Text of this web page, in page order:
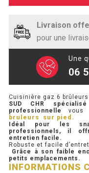
SALADETTE
SALADETTE
SALADETTE
MEUBLE À PIZZA
MEUBLE À
MEUBLE À
PRÉSENTOIR À
Livraison
pour une
Une
06
Cuisinière gaz 6
SUD CHR
spécialisé
professionnelle
vous
bruleurs sur pied.
Idéal pour les
professionnels, il
entretien facile.
Robuste et facile
Grâce à son faible
petits emplacements.
INFORMATIONS